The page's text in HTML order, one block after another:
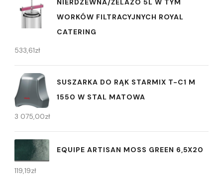
NIERDZEWNA/ŻELAZO 5L W TYM
WORKÓW FILTRACYJNYCH ROYAL
CATERING
533,61zł
SUSZARKA DO RĄK STARMIX T-C1 M
1550 W STAL MATOWA
3 075,00zł
EQUIPE ARTISAN MOSS GREEN 6,5X20
119,19zł